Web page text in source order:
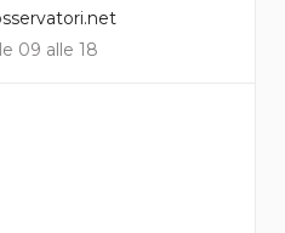
09 alle 18